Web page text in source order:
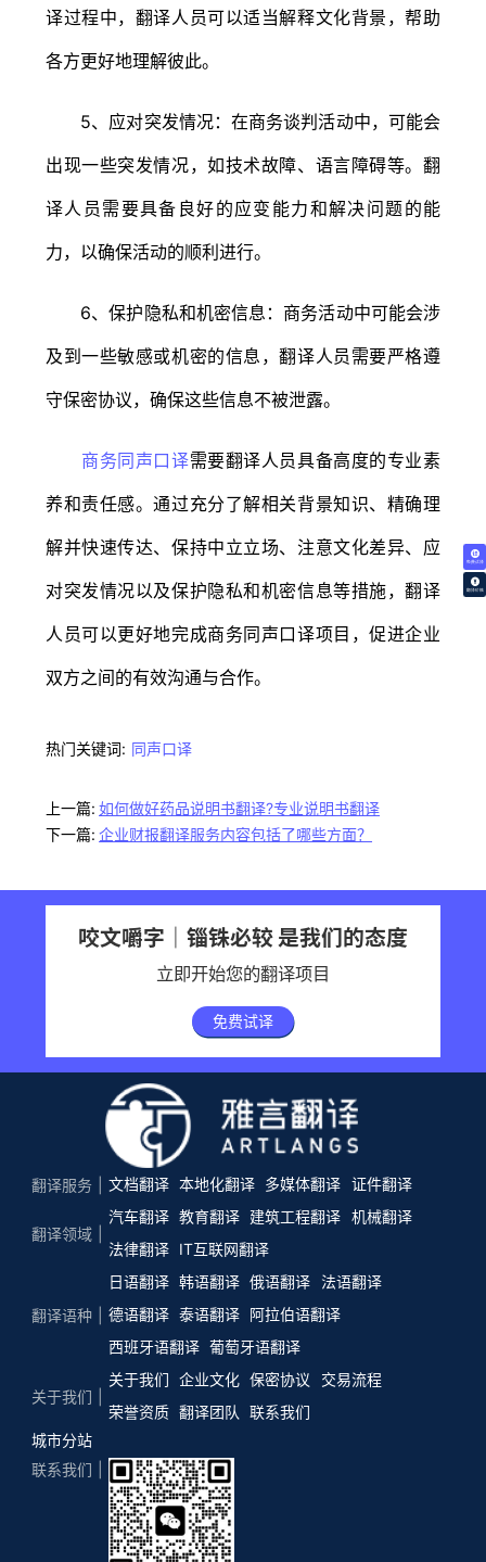
免费试译
翻译价格
译过程中，翻译人员可以适当解释文化背景，帮助
各方更好地理解彼此。
5、应对突发情况：在商务谈判活动中，可能会
出现一些突发情况，如技术故障、语言障碍等。翻
译人员需要具备良好的应变能力和解决问题的能
力，以确保活动的顺利进行。
6、保护隐私和机密信息：商务活动中可能会涉
及到一些敏感或机密的信息，翻译人员需要严格遵
守保密协议，确保这些信息不被泄露。
商务同声口译需要翻译人员具备高度的专业素
养和责任感。通过充分了解相关背景知识、精确理
解并快速传达、保持中立立场、注意文化差异、应
对突发情况以及保护隐私和机密信息等措施，翻译
人员可以更好地完成商务同声口译项目，促进企业
双方之间的有效沟通与合作。
热门关键词: 同声口译
上一篇: 如何做好药品说明书翻译?专业说明书翻译
下一篇: 企业财报翻译服务内容包括了哪些方面？
咬文嚼字｜锱铢必较 是我们的态度
立即开始您的翻译项目
免费试译
翻译服务 文档翻译 本地化翻译 多媒体翻译 证件翻译
翻译领域
汽车翻译 教育翻译 建筑工程翻译 机械翻译
法律翻译
IT互联网翻译
翻译语种
日语翻译 韩语翻译 俄语翻译
法语翻译
德语翻译 泰语翻译 阿拉伯语翻译
西班牙语翻译 葡萄牙语翻译
关于我们
关于我们 企业文化 保密协议
交易流程
荣誉资质 翻译团队
联系我们
城市分站
联系我们